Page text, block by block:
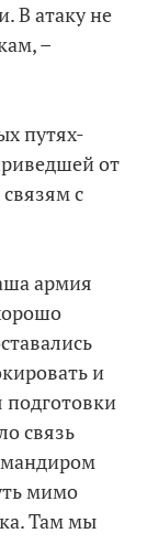
В атаку не
–
путях-
от
с
армия
и
подготовки
связь
мимо
Там мы